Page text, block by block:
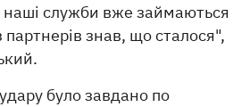
наші служби вже займаються
знав, що сталося",
було завдано по